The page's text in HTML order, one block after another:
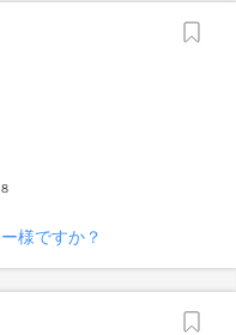
様ですか？